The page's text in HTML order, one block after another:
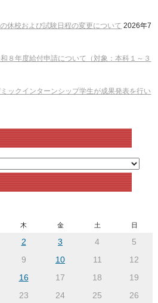
休校および試験日程の変更について 2026年7
８年度給付申請について（対象：本科１～３
ックインターンシップ学生が成果発表を行い
木 金 土 日
2 3 4
5
9 10 11
12
16 17 18
19
23 24 25 26